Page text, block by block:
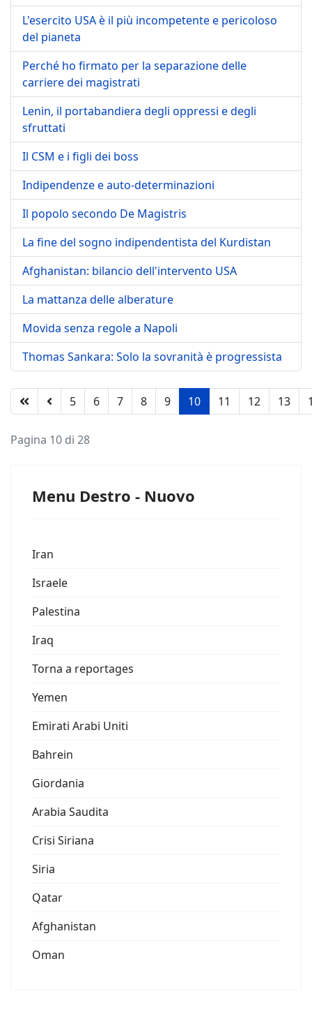
L'esercito USA è il più incompetente e pericoloso
del pianeta
Perché ho firmato per la separazione delle
carriere dei magistrati
Lenin, il portabandiera degli oppressi e degli
sfruttati
Il CSM e i figli dei boss
Indipendenze e auto-determinazioni
Il popolo secondo De Magistris
La fine del sogno indipendentista del Kurdistan
Afghanistan: bilancio dell'intervento USA
La mattanza delle alberature
Movida senza regole a Napoli
Thomas Sankara: Solo la sovranità è progressista
5 6 7 8 9 10 11 12 13
Pagina 10 di 28
Menu Destro - Nuovo
Iran
Israele
Palestina
Iraq
Torna a reportages
Yemen
Emirati Arabi Uniti
Bahrein
Giordania
Arabia Saudita
Crisi Siriana
Siria
Qatar
Afghanistan
Oman